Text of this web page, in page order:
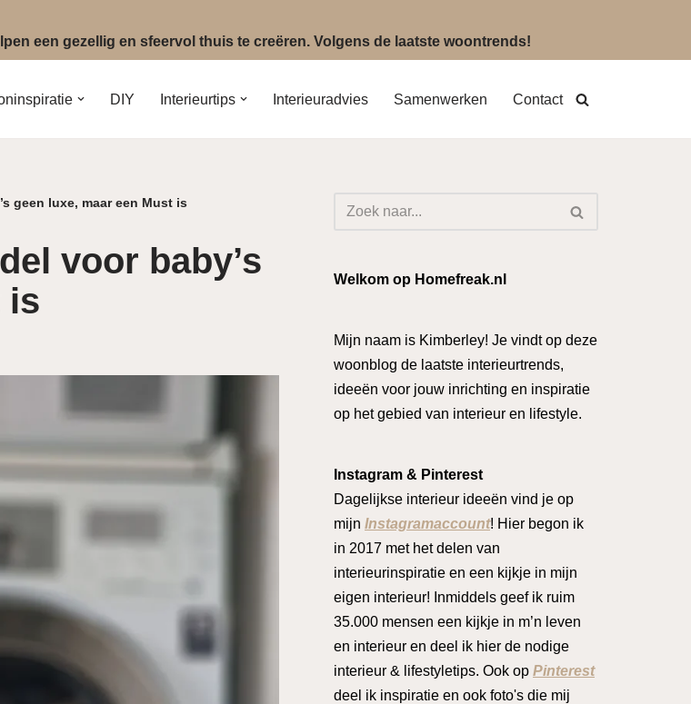
een gezellig en sfeervol thuis te creëren. Volgens de laatste woontrends!
DIY Interieurtips Interieuradvies Samenwerken Contact
geen luxe, maar een Must is
voor baby’s
is
Welkom op Homefreak.nl
Mijn naam is Kimberley! Je vindt op deze
woonblog de laatste interieurtrends,
ideeën voor jouw inrichting en inspiratie
op het gebied van interieur en lifestyle.
Instagram & Pinterest
Dagelijkse interieur ideeën vind je op
mijn Instagramaccount! Hier begon ik
in 2017 met het delen van
interieurinspiratie en een kijkje in mijn
eigen interieur! Inmiddels geef ik ruim
35.000 mensen een kijkje in m’n leven
en interieur en deel ik hier de nodige
interieur & lifestyletips. Ook op Pinterest
deel ik inspiratie en ook foto's die mij